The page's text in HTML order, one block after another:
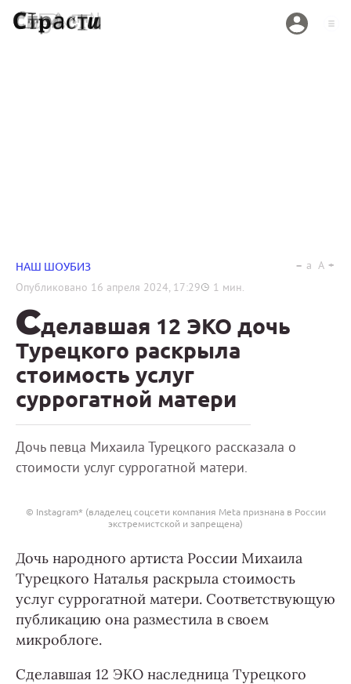
НАШ ШОУБИЗ
Опубликовано 16 апреля 2024, 17:29 1 мин.
a A
Сделавшая 12 ЭКО дочь
Турецкого раскрыла
стоимость услуг
суррогатной матери
Дочь певца Михаила Турецкого рассказала о
стоимости услуг суррогатной матери.
© Instagram* (владелец соцсети компания Meta признана в России
экстремистской и запрещена)
Дочь народного артиста России Михаила
Турецкого Наталья раскрыла стоимость
услуг суррогатной матери. Соответствующую
публикацию она разместила в своем
микроблоге.
Сделавшая 12 ЭКО наследница Турецкого